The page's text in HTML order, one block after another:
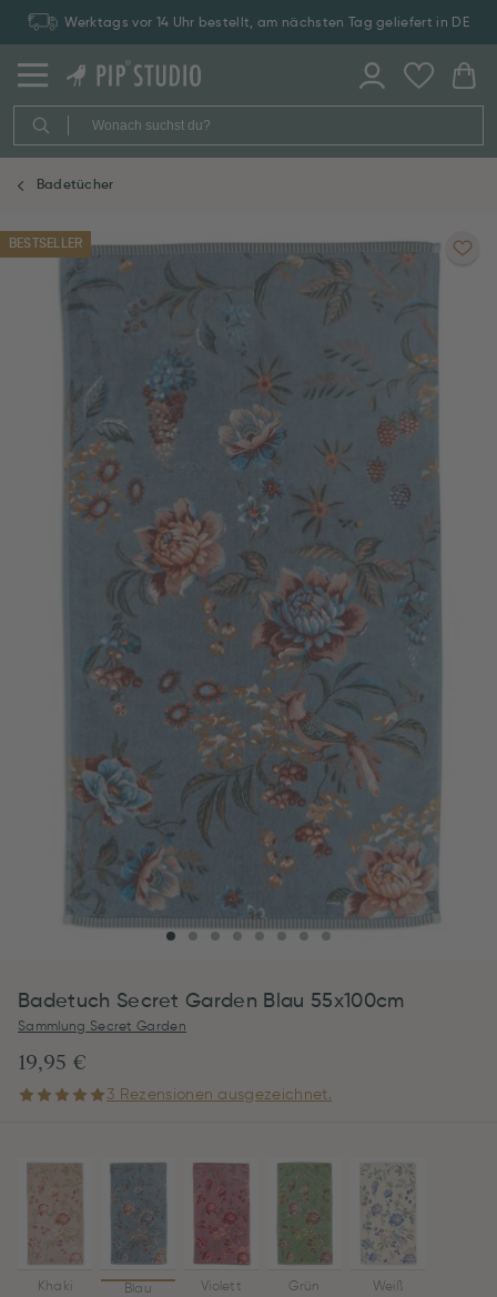
Werktags vor 14 Uhr bestellt, am nächsten Tag geliefert in DE
Badetücher
BESTSELLER
Badetuch Secret Garden Blau 55x100cm
Sammlung Secret Garden
19,95 €
3 Rezensionen ausgezeichnet.
Khaki Blau Violett Grün Weiß